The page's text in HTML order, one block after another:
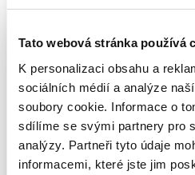
Tato webová stránka používá
K personalizaci obsahu a
sociálních médií a analýze
soubory cookie. Informace o
sdílíme se svými partnery pro
analýzy. Partneři tyto údaje
informacemi, které jste jim
5.V souvislosti se zpracováním
a) právo na přístup k údajům,
výmaz údajů, právo na omezení
námitku proti zpracování údajů,
b) právo podat stížnost u